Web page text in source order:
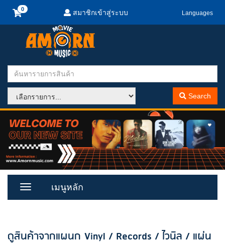
สมาชิกเข้าสู่ระบบ Languages
Search
Toggle
เมนูหลัก
ดูสินค้าจากแผนก Vinyl / Records / ไวนิล / แผ่น